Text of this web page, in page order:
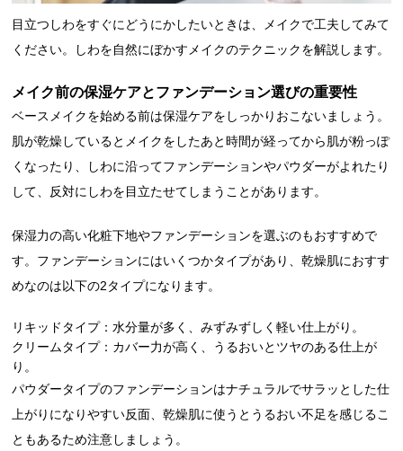
目立つしわをすぐにどうにかしたいときは、メイクで工夫してみて
ください。しわを自然にぼかすメイクのテクニックを解説します。
メイク前の保湿ケアとファンデーション選びの重要性
ベースメイクを始める前は保湿ケアをしっかりおこないましょう。
肌が乾燥しているとメイクをしたあと時間が経ってから肌が粉っぽ
くなったり、しわに沿ってファンデーションやパウダーがよれたり
して、反対にしわを目立たせてしまうことがあります。
保湿力の高い化粧下地やファンデーションを選ぶのもおすすめで
す。ファンデーションにはいくつかタイプがあり、乾燥肌におすす
めなのは以下の2タイプになります。
リキッドタイプ：水分量が多く、みずみずしく軽い仕上がり。
クリームタイプ：カバー力が高く、うるおいとツヤのある仕上が
り。
パウダータイプのファンデーションはナチュラルでサラッとした仕
上がりになりやすい反面、乾燥肌に使うとうるおい不足を感じるこ
ともあるため注意しましょう。